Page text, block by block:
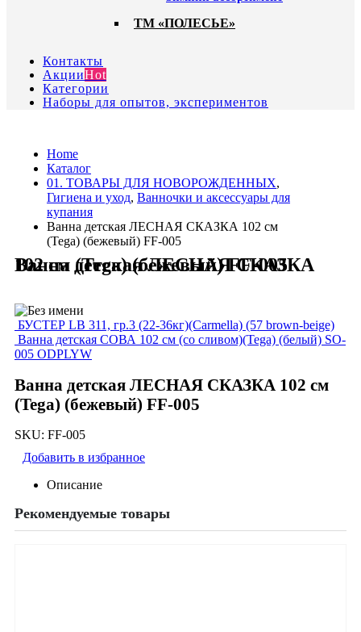
ТМ «ПОЛЕСЬЕ»
Контакты
АкцииHot
Категории
Наборы для опытов, экспериментов
Home
Каталог
01. ТОВАРЫ ДЛЯ НОВОРОЖДЕННЫХ,
Гигиена и уход, Ванночки и аксессуары для
купания
Ванна детская ЛЕСНАЯ СКАЗКА 102 см
(Tega) (бежевый) FF-005
Ванна детская ЛЕСНАЯ СКАЗКА 102 см (Tega) (бежевый) FF-005
БУСТЕР LB 311, гр.3 (22-36кг)(Carmella) (57 brown-beige)
Ванна детская СОВА 102 см (со сливом)(Tega) (белый) SO-
005 ODPLYW
Ванна детская ЛЕСНАЯ СКАЗКА 102 см
(Tega) (бежевый) FF-005
SKU: FF-005
Добавить в избранное
Описание
Рекомендуемые товары